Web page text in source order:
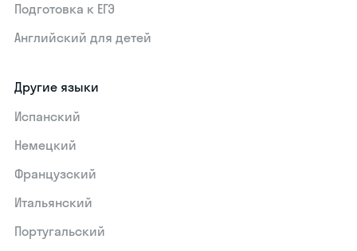
Подготовка к ЕГЭ
Английский для детей
Другие языки
Испанский
Немецкий
Французский
Итальянский
Португальский